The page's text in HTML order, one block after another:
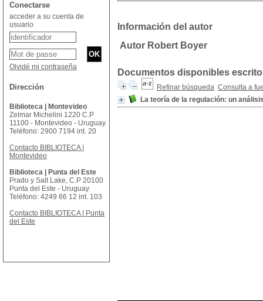
Información del autor
Autor Robert Boyer
Documentos disponibles
Refinar búsqueda Consulta a
La teoría de la regulación: un
Conectarse
acceder a su cuenta de
usuario
Olvidé mi contraseña
Dirección
Biblioteca | Montevideo
Zelmar Michelini 1220 C.P
11100 - Montevideo - Uruguay
Teléfono: 2900 7194 int. 20
Contacto BIBLIOTECA |
Montevideo
Biblioteca | Punta del Este
Prado y Salt Lake, C.P 20100
Punta del Este - Uruguay
Teléfono: 4249 66 12 int. 103
Contacto BIBLIOTECA | Punta
del Este